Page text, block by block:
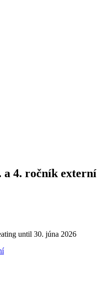
a 4. ročník externí
until 30. júna 2026